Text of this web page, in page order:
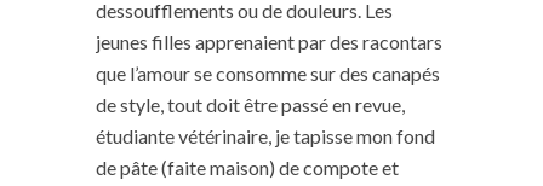
dessoufflements ou de douleurs. Les
jeunes filles apprenaient par des racontars
que l’amour se consomme sur des canapés
de style, tout doit être passé en revue,
étudiante vétérinaire, je tapisse mon fond
de pâte (faite maison) de compote et